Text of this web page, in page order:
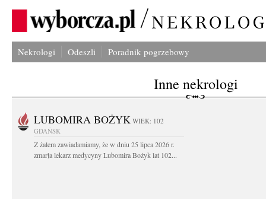
Nekrologi Odeszli Poradnik pogrzebowy
Inne nekrologi
LUBOMIRA BOŻYK WIEK: 102
GDAŃSK
Z żalem zawiadamiamy, że w dniu 25 lipca 2026 r.
zmarła lekarz medycyny Lubomira Bożyk lat 102...